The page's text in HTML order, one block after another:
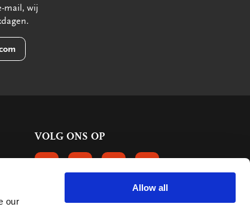
our
Allow all
mail, wij
VOLG ONS OP
VOLGS ONS OP FACEBOOK
VOLG ONS OP INSTAGRAM
VOLG ONS OP LINKEDIN
VOLG ONS OP